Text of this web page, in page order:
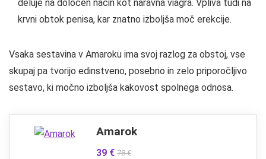
deluje na določen način kot naravna viagra. Vpliva tudi na
krvni obtok penisa, kar znatno izboljša moč erekcije.
Vsaka sestavina v Amaroku ima svoj razlog za obstoj, vse
skupaj pa tvorijo edinstveno, posebno in zelo priporočljivo
sestavo, ki močno izboljša kakovost spolnega odnosa.
Amarok
39 € 78 €